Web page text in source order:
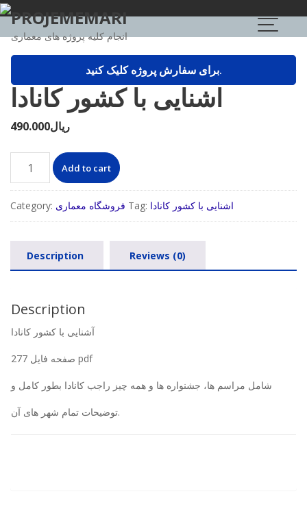
Skip
content
PROJEMEMARI
انجام کلیه پروژه های معماری
برای سفارش پروژه کلیک کنید.
اشنایی با کشور کانادا
ریال490.000
کشور
کانادا
quantity
Add to cart
Category: فروشگاه معماری Tag: اشنایی با کشور کانادا
Description Reviews (0)
Description
آشنایی با کشور کانادا
277 صفحه فایل pdf
شامل مراسم ها، جشنواره ها و همه چیز راجب کانادا بطور کامل و
توضیحات تمام شهر های آن.